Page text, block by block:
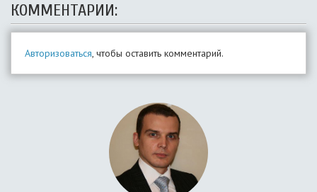
КОММЕНТАРИИ:
Авторизоваться, чтобы оставить комментарий.